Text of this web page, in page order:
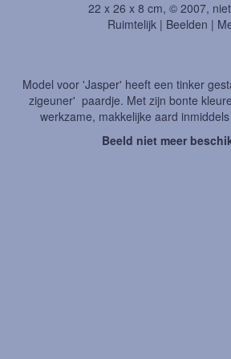
22 x 26 x 8 cm, © 2007,
Ruimtelijk | Beelden |
Model voor 'Jasper' heeft een tinker
zigeuner' paardje. Met zijn bonte
werkzame, makkelijke aard
Beeld niet meer